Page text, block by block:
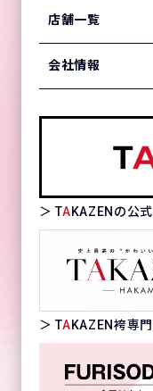
店舗一覧
会社情報
＞ TAKAZENの公
＞ TAKAZEN袴専